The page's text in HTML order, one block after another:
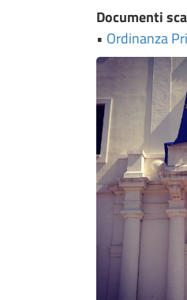
Documenti
• Ordinanza